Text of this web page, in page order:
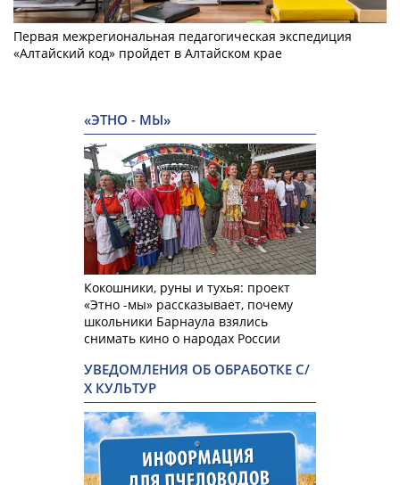
Первая межрегиональная педагогическая экспедиция
«Алтайский код» пройдет в Алтайском крае
«ЭТНО - МЫ»
Кокошники, руны и тухья: проект
«Этно -мы» рассказывает, почему
школьники Барнаула взялись
снимать кино о народах России
УВЕДОМЛЕНИЯ ОБ ОБРАБОТКЕ С/
Х КУЛЬТУР